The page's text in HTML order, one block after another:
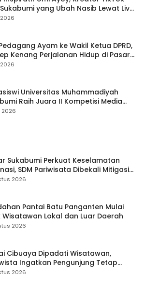
yang Ubah Nasib Lewat Live
Ayam ke Wakil Ketua DPRD,
Kenang Perjalanan Hidup di Pasar
Universitas Muhammadiyah
Raih Juara II Kompetisi Media
Digital Tingkat Internasional
2026
Sukabumi Perkuat Keselamatan
SDM Pariwisata Dibekali Mitigasi
Teknik Evakuasi
2026
Pantai Batu Panganten Mulai
Wisatawan Lokal dan Luar Daerah
2026
Cibuaya Dipadati Wisatawan,
Ingatkan Pengunjung Tetap
2026